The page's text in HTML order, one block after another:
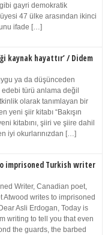
gayri demokratik
47 ülke arasından ikinci
ifade […]
kaynak hayattır’ / Didem
ya da düşünceden
edebi türü anlama değil
olarak tanımlayan bir
yeni şiir kitabı “Bakışın
kitabını, şiiri ve şiire dahil
iyi okurlarınızdan […]
imprisoned Turkish writer
Writer, Canadian poet,
Atwood writes to imprisoned
Asli Erdogan, Today is
writing to tell you that even
the guards, the barbed